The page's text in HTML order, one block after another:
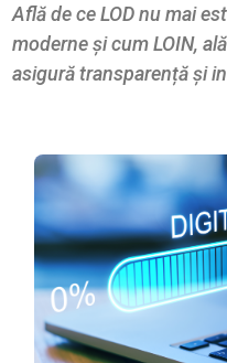
Află de ce LOD nu mai
moderne și cum LOIN,
asigură transparență și